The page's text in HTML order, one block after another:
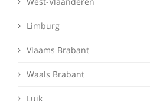
Limburg
Vlaams Brabant
Waals Brabant
Luik